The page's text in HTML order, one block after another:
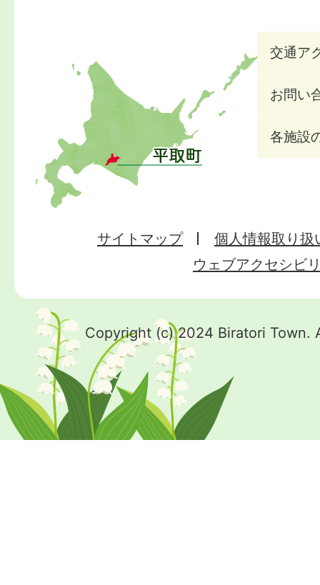
交通ア
お問い
各施設
サイトマップ
個人情報取り扱
ウェブアクセシビ
Copyright (c) 2024 Biratori Town.